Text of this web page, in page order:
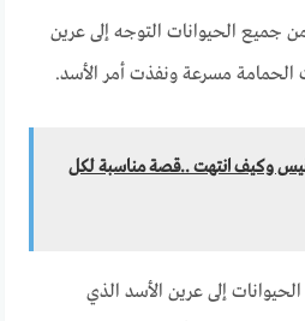
جميع الحيوانات التوجه إلى عرين
الحمامة مسرعة ونفذت أمر الأسد.
وكيف انتهت ..قصة مناسبة لكل
إلى عرين الأسد الذي